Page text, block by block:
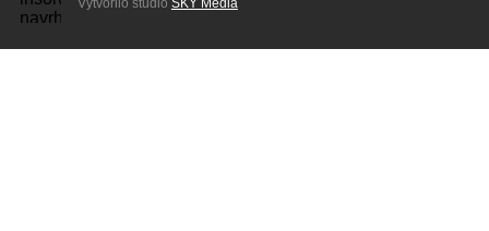
Vytvořilo studio SKY Media